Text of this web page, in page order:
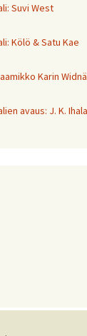
Suvi West
Kölö & Satu Kae
Karin
avaus: J. K.